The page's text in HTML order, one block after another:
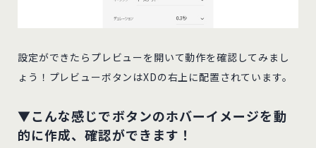
設定ができたらプレビューを開いて動作を確認してみまし
ょう！プレビューボタンはXDの右上に配置されています。
▼こんな感じでボタンのホバーイメージを動
的に作成、確認ができます！